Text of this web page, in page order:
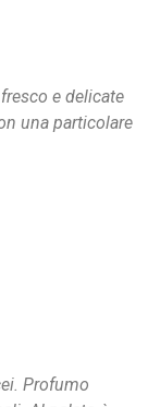
e delicate
una particolare
Profumo